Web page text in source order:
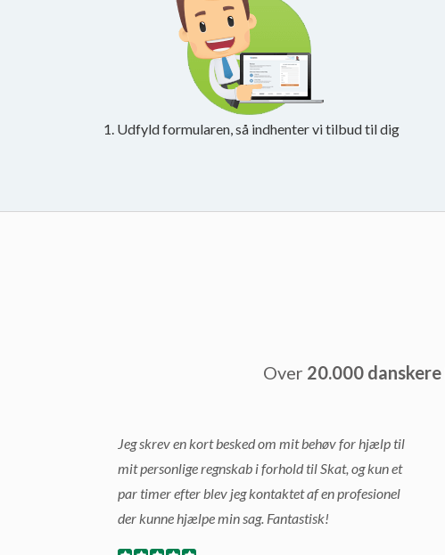
1. Udfyld formularen, så indhenter vi tilbud til dig
Over 20.000 danskere
Jeg skrev en kort besked om mit behøv for hjælp til
mit personlige regnskab i forhold til Skat, og kun et
par timer efter blev jeg kontaktet af en profesionel
der kunne hjælpe min sag. Fantastisk!